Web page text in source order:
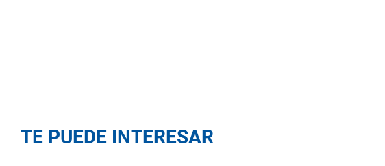
TE PUEDE INTERESAR